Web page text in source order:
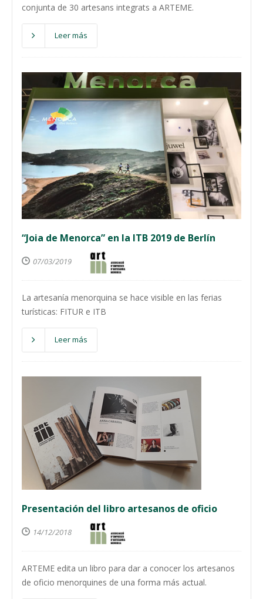
conjunta de 30 artesans integrats a ARTEME.
Leer más
“Joia de Menorca” en la ITB 2019 de Berlín
07/03/2019
La artesanía menorquina se hace visible en las ferias
turísticas: FITUR e ITB
Leer más
Presentación del libro artesanos de oficio
14/12/2018
ARTEME edita un libro para dar a conocer los artesanos
de oficio menorquines de una forma más actual.